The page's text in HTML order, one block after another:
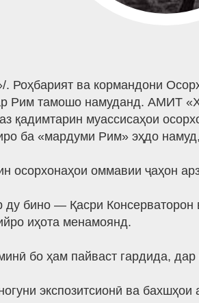
ва кормандони
Рим тамошо намуданд. АМИТ
қадимтарин муассисаҳои
ба «мардуми Рим» эҳдо
осорхонаҳои оммавии ҷаҳон
бино — Қасри Консерваторон
иҳота менамоянд.
бо ҳам пайваст гардида,
экспозитсионӣ ва